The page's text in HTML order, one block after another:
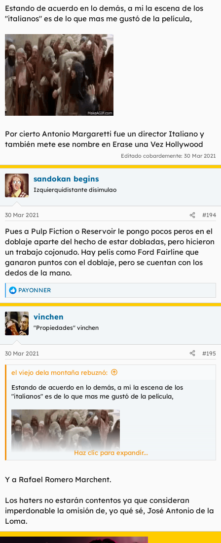
volvía a ser un reloj. No del todo, como dice Cenobita hay
algún destemple, pero a mi me encantó. El escenario, la
nevada, el tono teatral, los colores de los personajes, el rollo
la escena...
No es perfecta pero me parece más consistente que las dos
anteriores.
Ah, y Death Proof no sé qué tiene pero me parece
divertidísima, es ponerla y verse sola. Un divertimento.
Estando de acuerdo en lo demás, a mi la escena de los
"italianos" es de lo que mas me gustó de la película,
Por cierto Antonio Margaretti fue un director Italiano y
también mete ese nombre en Erase una Vez Hollywood
Editado cobardemente: 30 Mar 2021
sandokan begins
Izquierquidistante disimulao
30 Mar 2021 #194
Pues a Pulp Fiction o Reservoir le pongo pocos peros en el
doblaje aparte del hecho de estar dobladas, pero hicieron
un trabajo cojonudo. Hay pelis como Ford Fairline que
ganaron puntos con el doblaje, pero se cuentan con los
dedos de la mano.
R
e
a
c
c
e
s
PAYONNER
vinchen
"Propiedades" vinchen
30 Mar 2021 #195
el viejo dela montaña rebuznó:
Estando de acuerdo en lo demás, a mi la escena de los
"italianos" es de lo que mas me gustó de la película,
Por cierto Antonio Margaretti fue un director Italiano y
también mete ese nombre en Erase una Vez Hollywood
Haz clic para expandir...
Y a Rafael Romero Marchent.
Los haters no estarán contentos ya que consideran
imperdonable la omisión de, yo qué sé, José Antonio de la
Loma.